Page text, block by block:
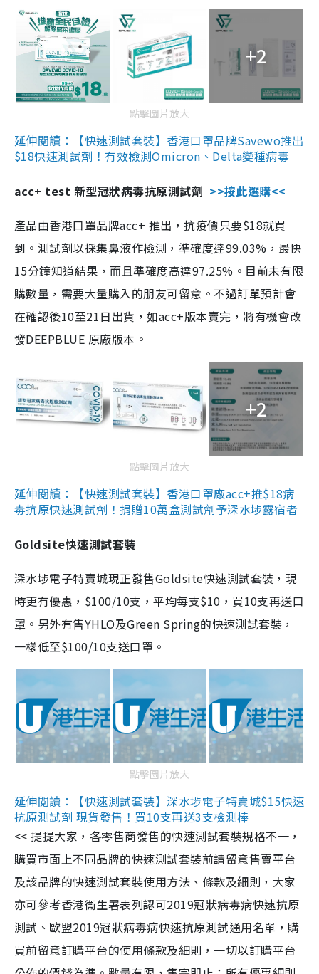
+2
點擊圖片放大
延伸閱讀：【快速測試套裝】香港口罩品牌Savewo推出
$18快速測試劑！有效檢測Omicron、Delta變種病毒
acc+ test 新型冠狀病毒抗原測試劑 >>按此選購<<
產品由香港口罩品牌acc+ 推出，抗疫價只要$18就買
到。測試劑以採集鼻液作檢測，準確度達99.03%，最快
15分鐘知道結果，而且準確度高達97.25%。目前未有限
購數量，需要大量購入的朋友可留意。不過訂單預計會
在確認後10至21日出貨，如acc+版本賣完，將有機會改
發DEEPBLUE 原廠版本。
+2
點擊圖片放大
延伸閱讀：【快速測試套裝】香港口罩廠acc+推$18病
毒抗原快速測試劑！捐贈10萬盒測試劑予深水埗露宿者
Goldsite快速測試套裝
深水埗電子特賣城現正發售Goldsite快速測試套裝，現
時更有優惠，$100/10支，平均每支$10，買10支再送口
罩。另外有售YHLO及Green Spring的快速測試套裝，
一樣低至$100/10支送口罩。
點擊圖片放大
延伸閱讀：【快速測試套裝】深水埗電子特賣城$15快速
抗原測試劑 現貨發售！買10支再送3支檢測棒
<< 提提大家，各零售商發售的快速測試套裝規格不一，
購買市面上不同品牌的快速測試套裝前請留意售賣平台
及該品牌的快速測試套裝使用方法、條款及細則，大家
亦可參考香港衞生署表列認可2019冠狀病毒病快速抗原
測試、歐盟2019冠狀病毒病快速抗原測試通用名單，購
買前留意訂購平台的使用條款及細則，一切以訂購平台